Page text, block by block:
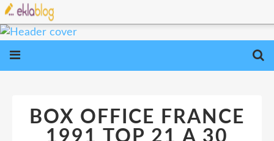
BOX OFFICE FRANCE
1991 TOP 21 A 30